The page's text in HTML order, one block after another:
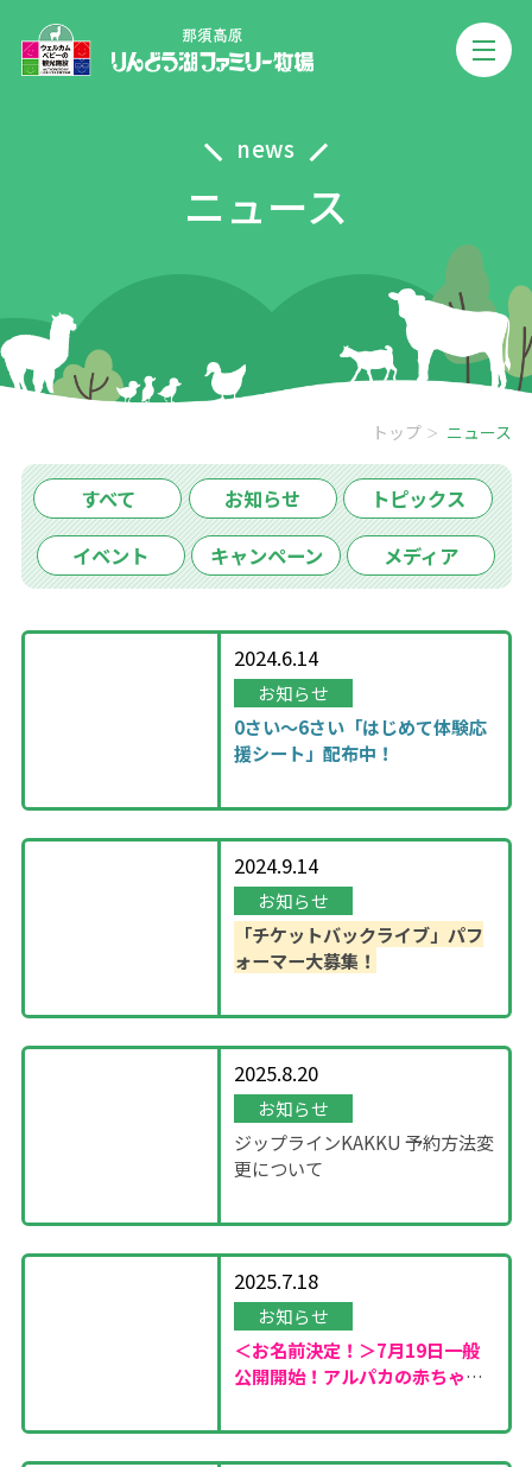
news
ニュース
トップ ニュース
すべて お知らせ トピックス
イベント キャンペーン メディア
2024.6.14
お知らせ
0さい～6さい「はじめて体験応
援シート」配布中！
2024.9.14
お知らせ
「チケットバックライブ」パフ
ォーマー大募集！
2025.8.20
お知らせ
ジップラインKAKKU 予約方法変
更について
2025.7.18
お知らせ
＜お名前決定！＞7月19日一般
公開開始！ アルパカの赤ちゃん